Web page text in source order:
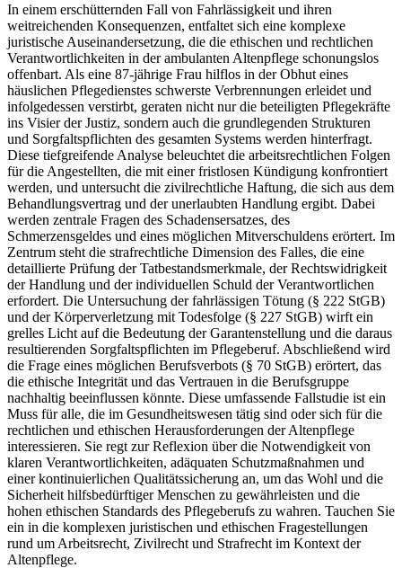
In einem erschütternden Fall von Fahrlässigkeit und ihren
weitreichenden Konsequenzen, entfaltet sich eine komplexe
juristische Auseinandersetzung, die die ethischen und rechtlichen
Verantwortlichkeiten in der ambulanten Altenpflege schonungslos
offenbart. Als eine 87-jährige Frau hilflos in der Obhut eines
häuslichen Pflegedienstes schwerste Verbrennungen erleidet und
infolgedessen verstirbt, geraten nicht nur die beteiligten Pflegekräfte
ins Visier der Justiz, sondern auch die grundlegenden Strukturen
und Sorgfaltspflichten des gesamten Systems werden hinterfragt.
Diese tiefgreifende Analyse beleuchtet die arbeitsrechtlichen Folgen
für die Angestellten, die mit einer fristlosen Kündigung konfrontiert
werden, und untersucht die zivilrechtliche Haftung, die sich aus dem
Behandlungsvertrag und der unerlaubten Handlung ergibt. Dabei
werden zentrale Fragen des Schadensersatzes, des
Schmerzensgeldes und eines möglichen Mitverschuldens erörtert. Im
Zentrum steht die strafrechtliche Dimension des Falles, die eine
detaillierte Prüfung der Tatbestandsmerkmale, der Rechtswidrigkeit
der Handlung und der individuellen Schuld der Verantwortlichen
erfordert. Die Untersuchung der fahrlässigen Tötung (§ 222 StGB)
und der Körperverletzung mit Todesfolge (§ 227 StGB) wirft ein
grelles Licht auf die Bedeutung der Garantenstellung und die daraus
resultierenden Sorgfaltspflichten im Pflegeberuf. Abschließend wird
die Frage eines möglichen Berufsverbots (§ 70 StGB) erörtert, das
die ethische Integrität und das Vertrauen in die Berufsgruppe
nachhaltig beeinflussen könnte. Diese umfassende Fallstudie ist ein
Muss für alle, die im Gesundheitswesen tätig sind oder sich für die
rechtlichen und ethischen Herausforderungen der Altenpflege
interessieren. Sie regt zur Reflexion über die Notwendigkeit von
klaren Verantwortlichkeiten, adäquaten Schutzmaßnahmen und
einer kontinuierlichen Qualitätssicherung an, um das Wohl und die
Sicherheit hilfsbedürftiger Menschen zu gewährleisten und die
hohen ethischen Standards des Pflegeberufs zu wahren. Tauchen Sie
ein in die komplexen juristischen und ethischen Fragestellungen
rund um Arbeitsrecht, Zivilrecht und Strafrecht im Kontext der
Altenpflege.